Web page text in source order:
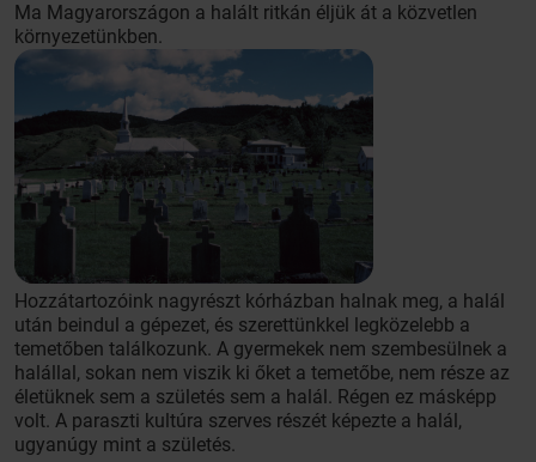
Ma Magyarországon a halált ritkán éljük át a közvetlen
környezetünkben.
Hozzátartozóink nagyrészt kórházban halnak meg, a halál
után beindul a gépezet, és szerettünkkel legközelebb a
temetőben találkozunk. A gyermekek nem szembesülnek a
halállal, sokan nem viszik ki őket a temetőbe, nem része az
életüknek sem a születés sem a halál. Régen ez másképp
volt. A paraszti kultúra szerves részét képezte a halál,
ugyanúgy mint a születés.